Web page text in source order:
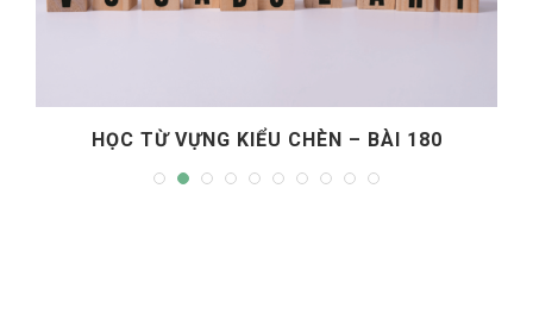
HỌC TỪ VỰNG KIỂU CHÈN – BÀI 180